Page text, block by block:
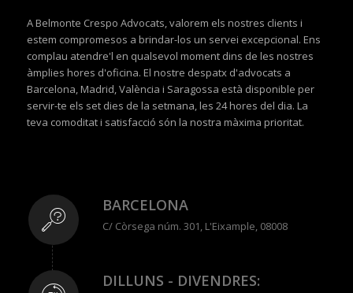
A Belmonte Crespo Advocats, valorem els nostres clients i
estem compromesos a brindar-los un servei excepcional. Ens
complau atendre'l en qualsevol moment dins de les nostres
àmplies hores d'oficina. El nostre despatx d'advocats a
Barcelona, Madrid, València i Saragossa està disponible per
servir-te els set dies de la setmana, les 24 hores del dia. La
teva comoditat i satisfacció són la nostra màxima prioritat.
BARCELONA
C/ Còrsega núm. 301, L'Eixample, 08008
DILLUNS - DIVENDRES: